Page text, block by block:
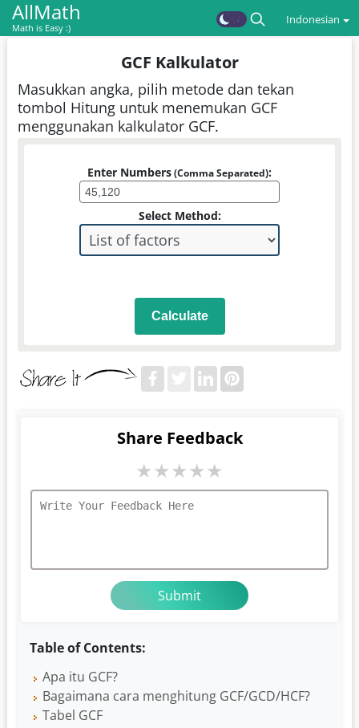
AllMath
Math is Easy :)
Indonesian
GCF Kalkulator
Masukkan angka, pilih metode dan tekan
tombol Hitung untuk menemukan GCF
menggunakan kalkulator GCF.
Enter Numbers (Comma Separated):
Select Method:
Calculate
Table of Contents:
Apa itu GCF?
Bagaimana cara menghitung GCF/GCD/HCF?
Tabel GCF
Share Feedback
★★★★★